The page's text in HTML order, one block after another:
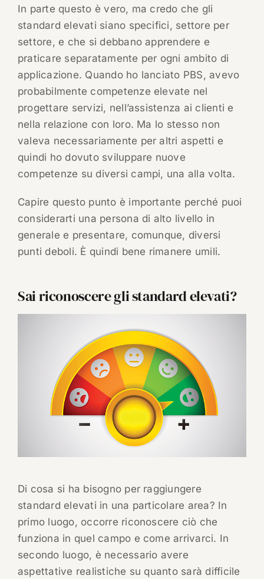
In parte questo è vero, ma credo che gli
standard elevati siano specifici, settore per
settore, e che si debbano apprendere e
praticare separatamente per ogni ambito di
applicazione. Quando ho lanciato PBS, avevo
probabilmente competenze elevate nel
progettare servizi, nell’assistenza ai clienti e
nella relazione con loro. Ma lo stesso non
valeva necessariamente per altri aspetti e
quindi ho dovuto sviluppare nuove
competenze su diversi campi, una alla volta.
Capire questo punto è importante perché puoi
considerarti una persona di alto livello in
generale e presentare, comunque, diversi
punti deboli. È quindi bene rimanere umili.
Sai riconoscere gli standard elevati?
Di cosa si ha bisogno per raggiungere
standard elevati in una particolare area? In
primo luogo, occorre riconoscere ciò che
funziona in quel campo e come arrivarci. In
secondo luogo, è necessario avere
aspettative realistiche su quanto sarà difficile